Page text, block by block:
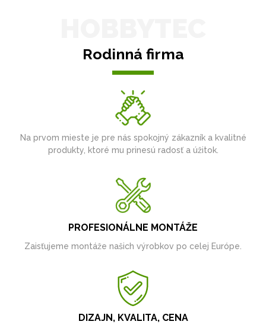
Rodinná firma
Na prvom mieste je pre nás spokojný zákazník a kvalitné
produkty, ktoré mu prinesú radosť a úžitok.
PROFESIONÁLNE MONTÁŽE
Zaisťujeme montáže našich výrobkov po celej Európe.
DIZAJN, KVALITA, CENA